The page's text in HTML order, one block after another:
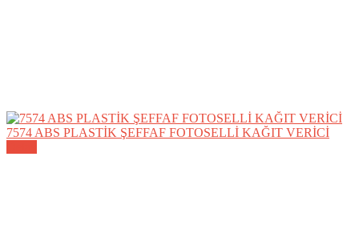
7574 ABS PLASTİK ŞEFFAF FOTOSELLİ KAĞIT VERİCİ